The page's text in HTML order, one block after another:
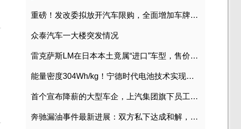
重磅！发改委拟放开汽车限购，全面增加车牌指标
众泰汽车一大楼突发情况
雷克萨斯LM在日本本土竟属“进口”车型，售价2580万日元
能量密度304Wh/kg！宁德时代电池技术实现突破
首个宣布降薪的大型车企，上汽集团旗下员工降薪文件曝光
奔驰漏油事件最新进展：双方私下达成和解，工商已介入调查